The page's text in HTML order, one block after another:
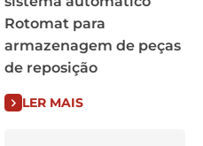
Rotomat para
armazenagem de peças
de reposição
LER MAIS